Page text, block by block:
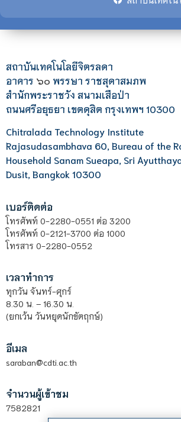
สถาบันเทคโนโลยีจิตรลดา
อาคาร ๖๐ พรรษา ราชสุดาสมภพ
สำนักพระราชวัง สนามเสือป่า
ถนนศรีอยุธยา เขตดุสิต กรุงเทพฯ 10300
Chitralada Technology Institute
Rajasudasambhava 60, Bureau of the
Household Sanam Sueapa, Sri
Dusit, Bangkok 10300
เบอร์ติดต่อ
โทรศัพท์ 0-2280-0551 ต่อ 3200
โทรศัพท์ 0-2121-3700 ต่อ 1000
โทรสาร 0-2280-0552
เวลาทำการ
ทุกวัน จันทร์-ศุกร์
8.30 น. – 16.30 น.
(ยกเว้น วันหยุดนักขัตฤกษ์)
อีเมล
saraban@cdti.ac.th
จำนวนผู้เข้าชม
7582821